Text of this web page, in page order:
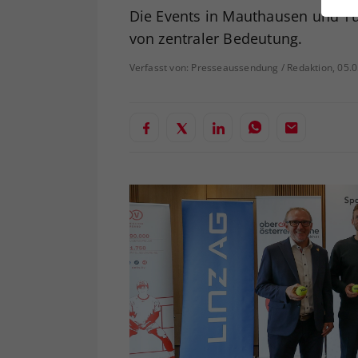
Die Events in Mauthausen und
von zentraler Bedeutung.
Verfasst von: Presseaussendung / Redaktion,